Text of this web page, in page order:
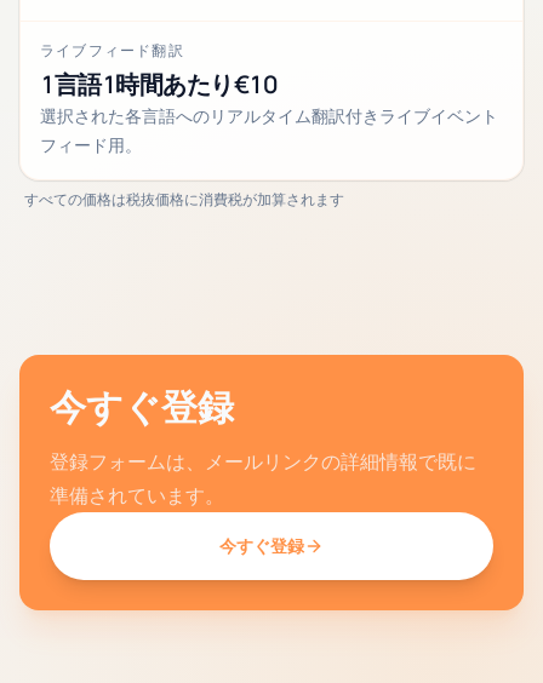
ライブフィード翻訳
1言語1時間あたり€10
選択された各言語へのリアルタイム翻訳付きライブイベント
フィード用。
すべての価格は税抜価格に消費税が加算されます
今すぐ登録
登録フォームは、メールリンクの詳細情報で既に
準備されています。
今すぐ登録